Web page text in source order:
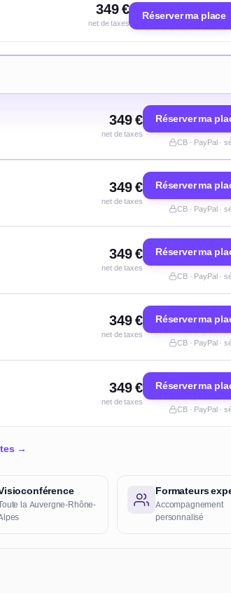
349 €
net de taxes
Réserver ma place
349 €
net de taxes
Réserver ma
CB · PayPal ·
349 €
net de taxes
Réserver ma
CB · PayPal ·
349 €
net de taxes
Réserver ma
CB · PayPal ·
349 €
net de taxes
Réserver ma
CB · PayPal ·
349 €
net de taxes
Réserver ma
CB · PayPal ·
→
la Auvergne-Rhône-
Formateurs
Accompagnement
personnalisé